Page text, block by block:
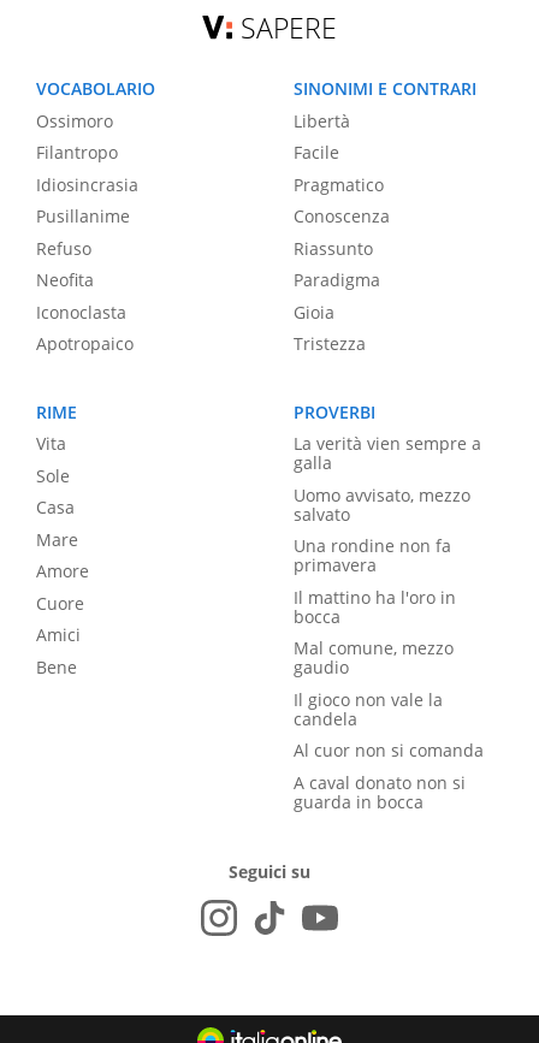
SAPERE
VOCABOLARIO
Ossimoro
Filantropo
Idiosincrasia
Pusillanime
Refuso
Neofita
Iconoclasta
Apotropaico
SINONIMI E CONTRARI
Libertà
Facile
Pragmatico
Conoscenza
Riassunto
Paradigma
Gioia
Tristezza
RIME
Vita
Sole
Casa
Mare
Amore
Cuore
Amici
Bene
PROVERBI
La verità vien sempre a
galla
Uomo avvisato, mezzo
salvato
Una rondine non fa
primavera
Il mattino ha l'oro in
bocca
Mal comune, mezzo
gaudio
Il gioco non vale la
candela
Al cuor non si comanda
A caval donato non si
guarda in bocca
Seguici su